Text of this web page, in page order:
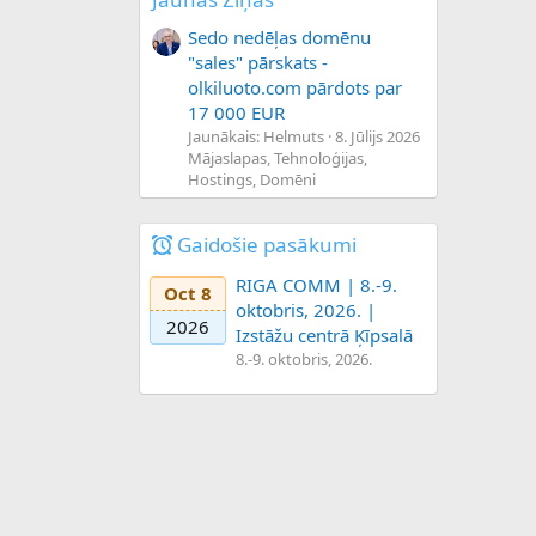
Sedo nedēļas domēnu
"sales" pārskats -
olkiluoto.com pārdots par
17 000 EUR
Jaunākais: Helmuts 8. Jūlijs 2026
Mājaslapas, Tehnoloģijas,
Hostings, Domēni
Gaidošie pasākumi
Oct 8
2026
RIGA COMM | 8.-9.
oktobris, 2026. |
Izstāžu centrā Ķīpsalā
8.-9. oktobris, 2026.